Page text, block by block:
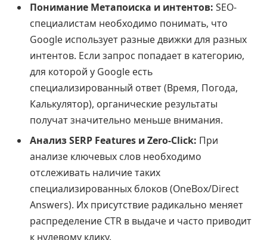
Понимание Метапоиска и интентов: SEO-
специалистам необходимо понимать, что
Google использует разные движки для разных
интентов. Если запрос попадает в категорию,
для которой у Google есть
специализированный ответ (Время, Погода,
Калькулятор), органические результаты
получат значительно меньше внимания.
Анализ SERP Features и Zero-Click: При
анализе ключевых слов необходимо
отслеживать наличие таких
специализированных блоков (OneBox/Direct
Answers). Их присутствие радикально меняет
распределение CTR в выдаче и часто приводит
к нулевому клику.